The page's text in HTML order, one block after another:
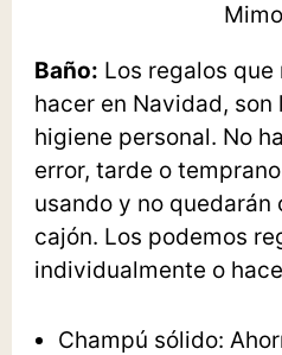
Baño: Los regalos que
hacer en Navidad,
higiene personal. No
error, tarde o
usando y no quedarán
cajón. Los podemos
individualmente o
Champú sólido: